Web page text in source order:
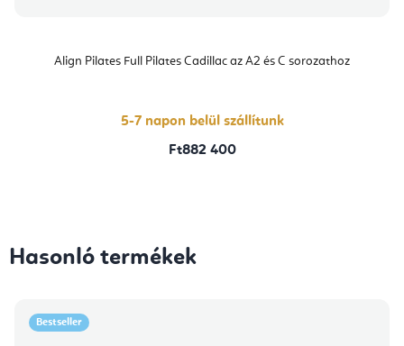
Align Pilates Full Pilates Cadillac az A2 és C sorozathoz
5-7 napon belül szállítunk
Ft882 400
Hasonló termékek
Bestseller